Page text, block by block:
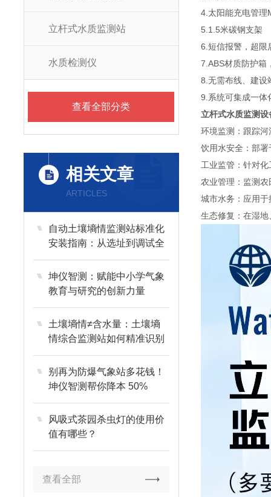
立杆式水质监测站
水质检测仪
查看全部分类
相关文章
ARTICLES
自动土壤墒情监测站标准化
安装指南：从选址到调试全
流程解析
坤仪智测：赋能中小学气象
教育与研究的创新力量​
土壤墒情≠含水量：土壤墒
情综合监测站如何精准识别
干旱、渍涝与盐渍化风险？
别再为防爆气象站多花钱！
坤仪智测帮你降本 50%
风吸式茶园杀虫灯的使用价
值有哪些？
查看全部
4.太阳能充电管理
5.1.5米碳钢支架
6.短信报警，超限
7.ABS材质防护箱
8.无需布线、建设
9.系统可集成一体
立杆式水质监测设
环境监测：跟踪
饮用水安全：部
工业监管：针对
农业管理：监测
城市水务：应用
生态修复：在湿